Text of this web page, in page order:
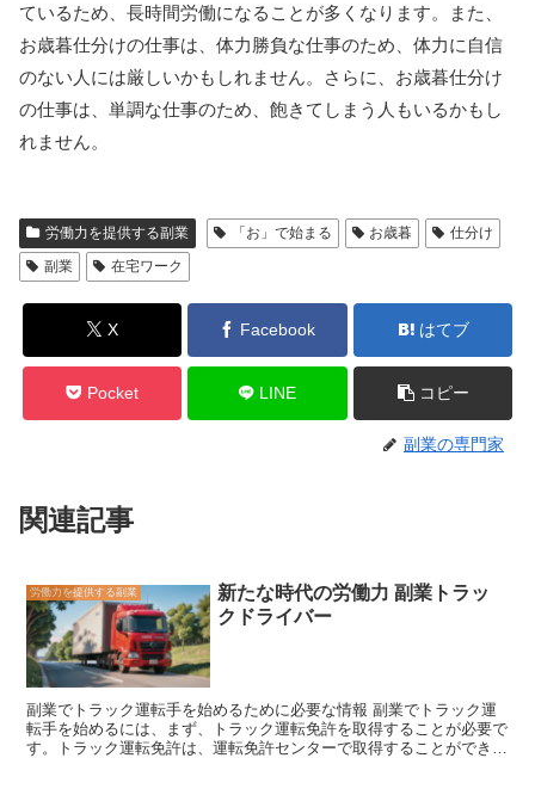
ているため、長時間労働になることが多くなります。また、
お歳暮仕分けの仕事は、体力勝負な仕事のため、体力に自信
のない人には厳しいかもしれません。さらに、お歳暮仕分け
の仕事は、単調な仕事のため、飽きてしまう人もいるかもし
れません。
労働力を提供する副業 「お」で始まる お歳暮
仕分け
副業
在宅ワーク
X Facebook はてブ
Pocket LINE コピー
副業の専門家
関連記事
労働力を提供する副業
新たな時代の労働力 副業トラッ
クドライバー
副業でトラック運転手を始めるために必要な情報 副業でトラック運
転手を始めるには、まず、トラック運転免許を取得することが必要で
す。トラック運転免許は、運転免許センターで取得することができま